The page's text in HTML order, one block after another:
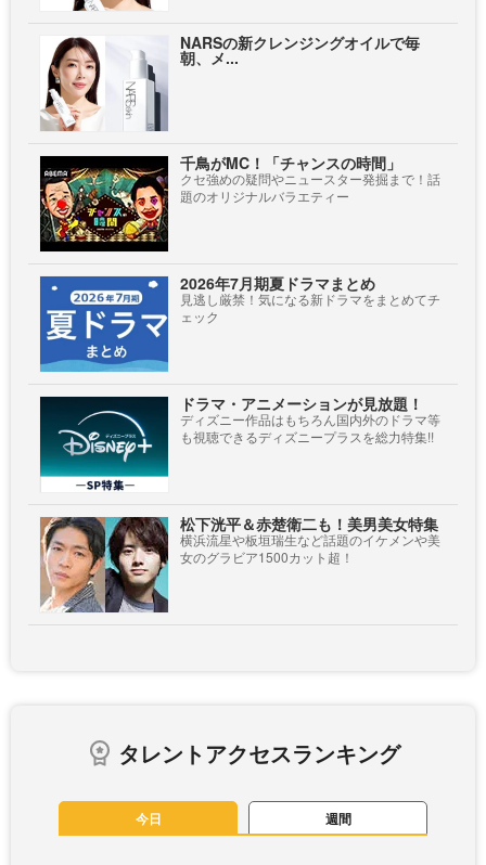
NARSの新クレンジングオイルで毎
朝、メ...
千鳥がMC！「チャンスの時間」
クセ強めの疑問やニュースター発掘まで！話
題のオリジナルバラエティー
2026年7月期夏ドラマまとめ
見逃し厳禁！気になる新ドラマをまとめてチ
ェック
ドラマ・アニメーションが見放題！
ディズニー作品はもちろん国内外のドラマ等
も視聴できるディズニープラスを総力特集!!
松下洸平＆赤楚衛二も！美男美女特集
横浜流星や板垣瑞生など話題のイケメンや美
女のグラビア1500カット超！
タレントアクセスランキング
今日 週間